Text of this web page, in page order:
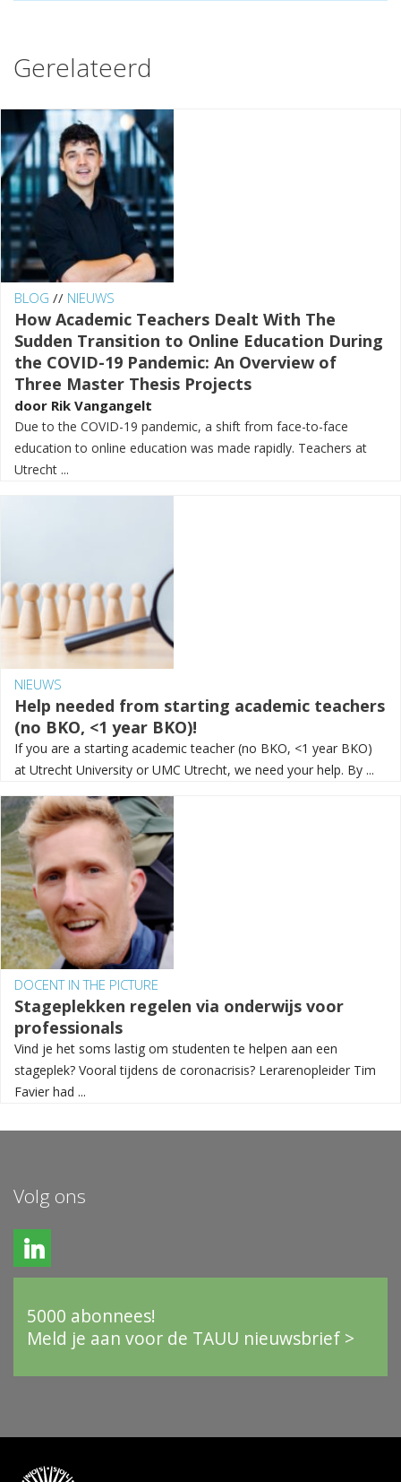
Gerelateerd
BLOG // NIEUWS
How Academic Teachers Dealt With The
Sudden Transition to Online Education During
the COVID-19 Pandemic: An Overview of
Three Master Thesis Projects
door Rik Vangangelt
Due to the COVID-19 pandemic, a shift from face-to-face
education to online education was made rapidly. Teachers at
Utrecht ...
NIEUWS
Help needed from starting academic teachers
(no BKO, <1 year BKO)!
If you are a starting academic teacher (no BKO, <1 year BKO)
at Utrecht University or UMC Utrecht, we need your help. By ...
DOCENT IN THE PICTURE
Stageplekken regelen via onderwijs voor
professionals
Vind je het soms lastig om studenten te helpen aan een
stageplek? Vooral tijdens de coronacrisis? Lerarenopleider Tim
Favier had ...
Volg ons
5000 abonnees!
Meld je aan voor de TAUU nieuwsbrief >